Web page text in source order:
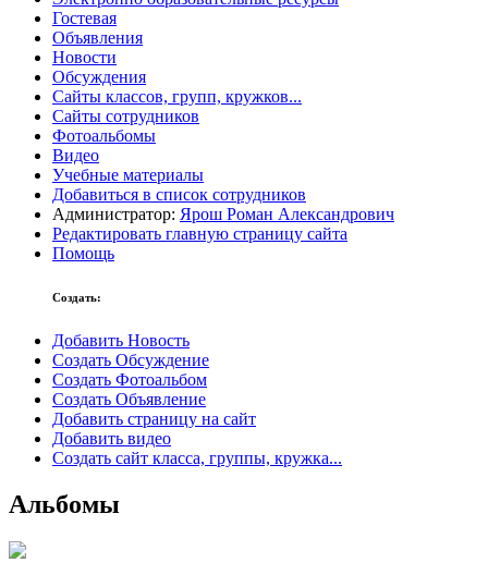
Гостевая
Объявления
Новости
Обсуждения
Сайты классов, групп, кружков...
Сайты сотрудников
Фотоальбомы
Видео
Учебные материалы
Добавиться в список сотрудников
Администратор: Ярош Роман Александрович
Редактировать главную страницу сайта
Помощь
Создать:
Добавить Новость
Создать Обсуждение
Создать Фотоальбом
Создать Объявление
Добавить страницу на сайт
Добавить видео
Создать сайт класса, группы, кружка...
Альбомы